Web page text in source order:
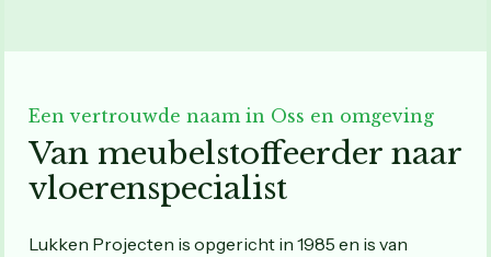
Een vertrouwde naam in Oss en omgeving
Van meubelstoffeerder naar
vloerenspecialist
Lukken Projecten is opgericht in 1985 en is van